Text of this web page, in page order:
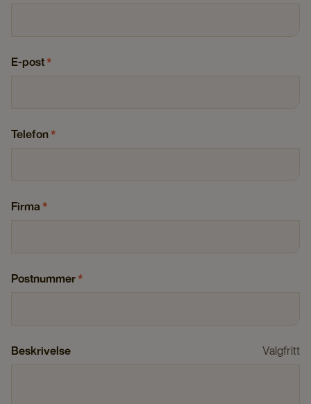
E-post*
Telefon*
Firma*
Postnummer*
Beskrivelse Valgfritt